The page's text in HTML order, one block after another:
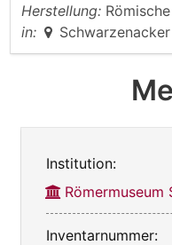
Herstellung:
in:
Schwarzenacker
Institution:
Römermuseum
Inventarnummer: